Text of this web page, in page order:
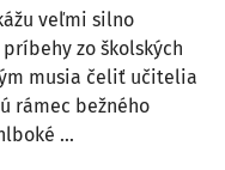
veľmi silno
zo školských
musia čeliť učitelia
rámec bežného
...